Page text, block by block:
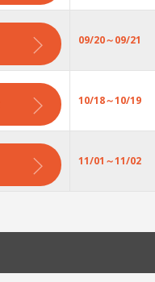
09/20～09/21
10/18～10/19
11/01～11/02